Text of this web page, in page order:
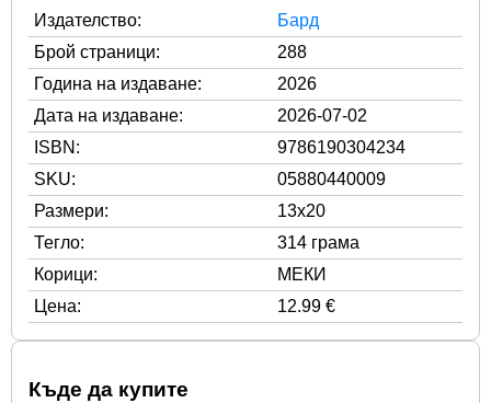
Издателство:
Бард
Брой страници:
288
Година на издаване:
2026
Дата на издаване:
2026-07-02
ISBN:
9786190304234
SKU:
05880440009
Размери:
13x20
Тегло:
314 грама
Корици:
МЕКИ
Цена:
12.99 €
Къде да купите